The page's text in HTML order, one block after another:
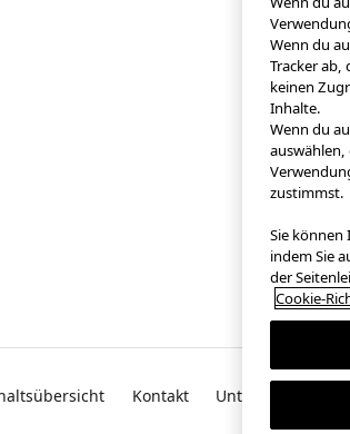
Kontakt
Wenn du
Tracker
keinen
Inhalte.
Wenn du
zustimmst.
Sie
indem Sie
der
Cookie-